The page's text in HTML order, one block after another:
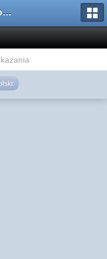
Forum Watchtower